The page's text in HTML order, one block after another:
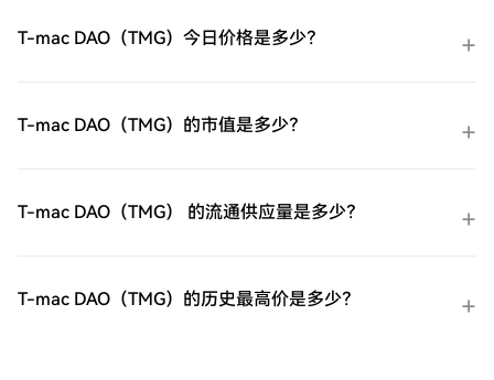
的全球铀矿开采指数ETF（URNM）购买完您
易其他加密货币。第四步：交易全球铀矿开
易，并实时监控。HTX为初学者和经验丰富
巴西 MSCI 指数 ETF（EWZ）。余额购买：
C2C购买：在HTX平台上直接与其他用户交
ETF（EWZ）购买完您的iShares 巴西 MSCI
币。第四步：交易iShares 巴西 MSCI 指数
T-mac DAO（TMG）今日价格是多少？
T-mac DAO（TMG）的市值是多少？
T-mac DAO（TMG） 的流通供应量是多少？
T-mac DAO（TMG）的历史最高价是多少？